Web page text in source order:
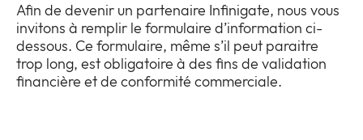
Afin de devenir un partenaire Infinigate, nous vous
invitons à remplir le formulaire d’information ci-
dessous. Ce formulaire, même s’il peut paraitre
trop long, est obligatoire à des fins de validation
financière et de conformité commerciale.